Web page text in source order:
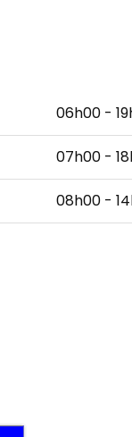
06h00 -
07h00 -
08h00 -